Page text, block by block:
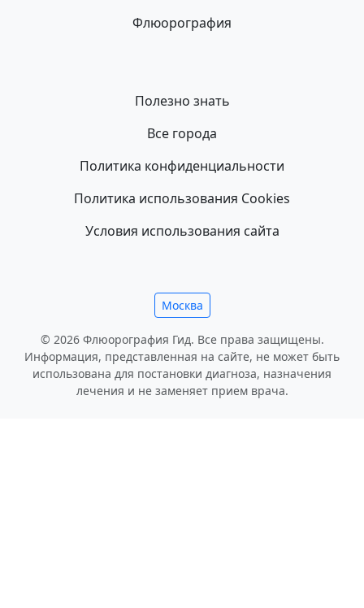
Флюорография
Полезно знать
Все города
Политика конфиденциальности
Политика использования Cookies
Условия использования сайта
Москва
© 2026 Флюорография Гид. Все права защищены.
Информация, представленная на сайте, не может быть
использована для постановки диагноза, назначения
лечения и не заменяет прием врача.